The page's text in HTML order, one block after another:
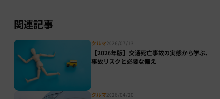
関連記事
クルマ2026/07/13
【2026年版】交通死亡事故の実態から学ぶ、
事故リスクと必要な備え
クルマ2026/04/20